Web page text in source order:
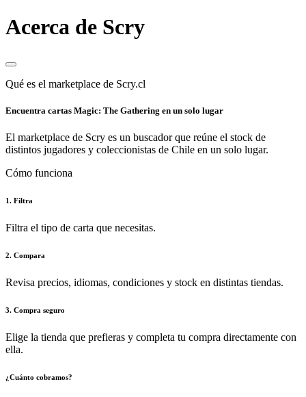
Acerca de Scry
Qué es el marketplace de Scry.cl
Encuentra cartas Magic: The Gathering en un solo lugar
El marketplace de Scry es un buscador que reúne el stock de
distintos jugadores y coleccionistas de Chile en un solo lugar.
Cómo funciona
1. Filtra
Filtra el tipo de carta que necesitas.
2. Compara
Revisa precios, idiomas, condiciones y stock en distintas tiendas.
3. Compra seguro
Elige la tienda que prefieras y completa tu compra directamente con
ella.
¿Cuánto cobramos?